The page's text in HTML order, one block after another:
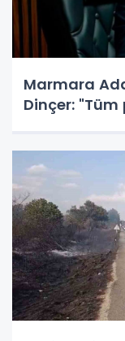
Marmara
Dinçer: